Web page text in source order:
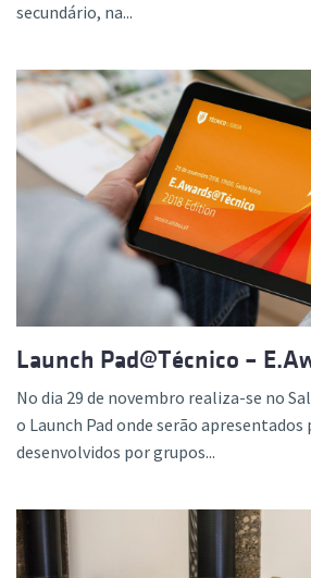
secundário, na...
Launch Pad@Técnico –
No dia 29 de novembro realiza-se no
o Launch Pad onde serão
desenvolvidos por grupos...